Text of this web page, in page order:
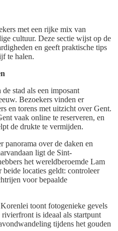
met een rijke mix van
cultuur. Deze sectie wijst op de
en geeft praktische tips
te halen.
stad als een imposant
Bezoekers vinden er
en torens met uitzicht over Gent.
vaak online te reserveren, en
de drukte te vermijden.
panorama over de daken en
ligt de Sint-
het wereldberoemde Lam
locaties geldt: controleer
voor bepaalde
toont fotogenieke gevels
is ideaal als startpunt
tijdens het gouden